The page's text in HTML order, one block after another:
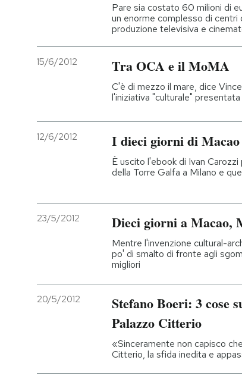
Pare sia costato 60 milioni di
un enorme complesso di centri
produzione televisiva e
15/6/2012 Tra OCA e il MoMA
C'è di mezzo il mare, dice
l'iniziativa "culturale"
12/6/2012 I dieci giorni di
È uscito l'ebook di Ivan
della Torre Galfa a Milano e
23/5/2012 Dieci giorni a Macao,
Mentre l'invenzione cultural-
po' di smalto di fronte agli
migliori
20/5/2012
Stefano Boeri: 3 cose
Palazzo Citterio
«Sinceramente non capisco
Citterio, la sfida inedita e